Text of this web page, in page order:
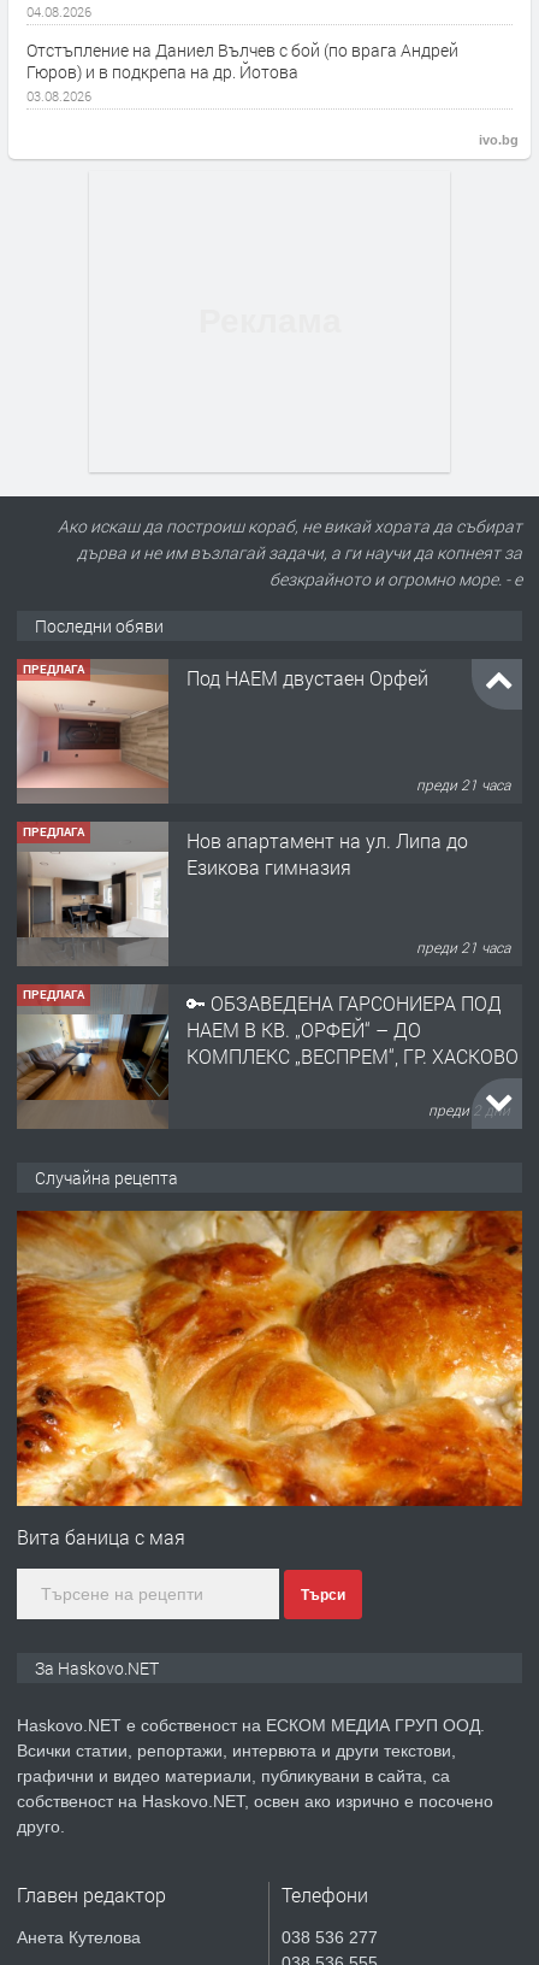
04.08.2026
Отстъпление на Даниел Вълчев с бой (по врага Андрей
Гюров) и в подкрепа на др. Йотова
03.08.2026
ivo.bg
Ако искаш да построиш кораб, не викай хората да събират
дърва и не им възлагай задачи, а ги научи да копнеят за
безкрайното и огромно море. - е
Последни обяви
ПРЕДЛАГА Под НАЕМ двустаен Орфей
преди 21 часа
ПРЕДЛАГА
Нов апартамент на ул. Липа до
Езикова гимназия
преди 21 часа
ПРЕДЛАГА
🔑 ОБЗАВЕДЕНА ГАРСОНИЕРА ПОД
НАЕМ В КВ. „ОРФЕЙ“ – ДО
КОМПЛЕКС „ВЕСПРЕМ“, ГР. ХАСКОВО
преди 2 дни
АПАРТАМЕНТ В ЦЕНТЪРА НА ГР.
ХАСКОВО
преди 3 дни
ПРЕДЛАГА Давам гараж под наем
преди 3 дни
ПРЕДЛАГА
№4120 Магазин/Офис под наем в кв.
преди 4 дни
ПРЕДЛАГА
Продавам парцел в гр. Хасково кв.
Случайна рецепта
Вита баница с мая
Търси
За Haskovo.NET
Haskovo.NET е собственост на ЕСКОМ МЕДИА ГРУП ООД.
Всички статии, репортажи, интервюта и други текстови,
графични и видео материали, публикувани в сайта, са
собственост на Haskovo.NET, освен ако изрично е посочено
друго.
Главен редактор
Анета Кутелова
Телефони
038 536 277